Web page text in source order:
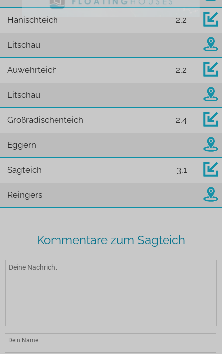
Hanischteich 2,2
Litschau
Auwehrteich 2,2
Litschau
Großradischenteich 2,4
Eggern
Sagteich 3,1
Reingers
Kommentare zum Sagteich